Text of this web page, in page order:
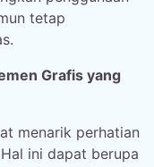
tetap
Grafis yang
menarik perhatian
ini dapat berupa